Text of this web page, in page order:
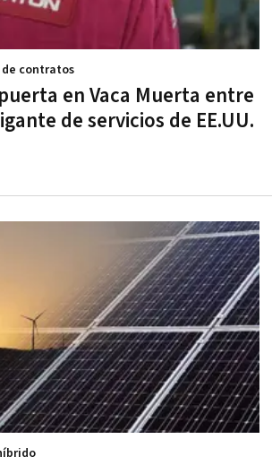
en Vaca Muerta entre
de servicios de EE.UU.
contratos